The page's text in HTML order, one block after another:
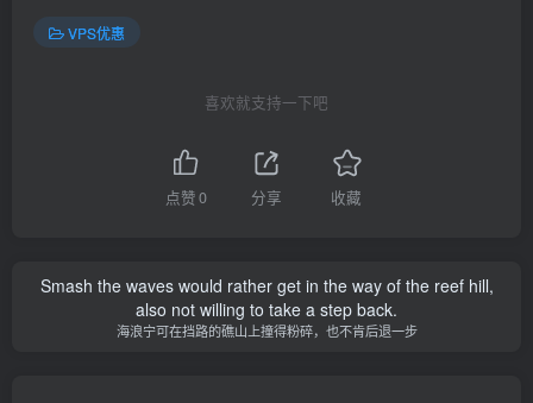
VPS优惠
喜欢就支持一下吧
点赞0 分享 收藏
Smash the waves would rather get in the way of the reef hill,
also not willing to take a step back.
海浪宁可在挡路的礁山上撞得粉碎，也不肯后退一步